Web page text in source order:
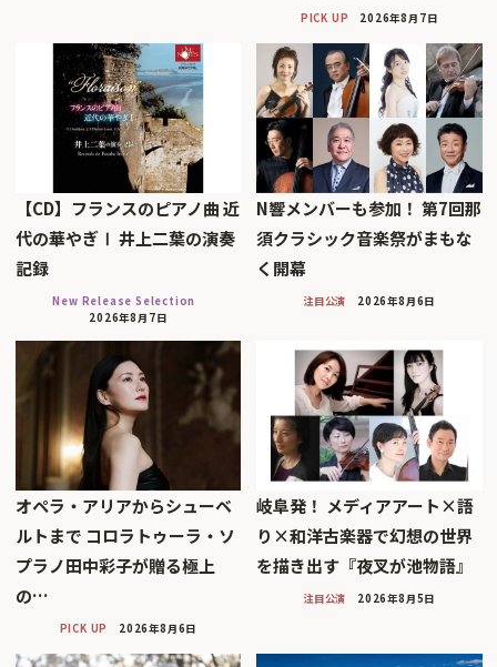
PICK UP 2026年8月7日
【CD】フランスのピアノ曲 近
代の華やぎⅠ 井上二葉の演奏
記録
New Release Selection
2026年8月7日
N響メンバーも参加！ 第7回那
須クラシック音楽祭がまもな
く開幕
注目公演 2026年8月6日
オペラ・アリアからシューベ
ルトまで コロラトゥーラ・ソ
プラノ田中彩子が贈る極上
の…
PICK UP 2026年8月6日
岐阜発！ メディアアート×語
り×和洋古楽器で幻想の世界
を描き出す『夜叉が池物語』
注目公演 2026年8月5日